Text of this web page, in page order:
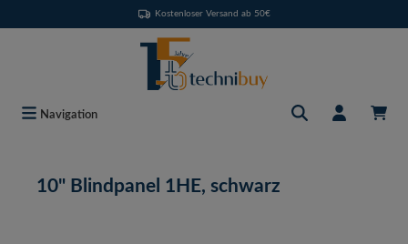
Kostenloser Versand ab 50€
Navigation
10" Blindpanel 1HE, schwarz